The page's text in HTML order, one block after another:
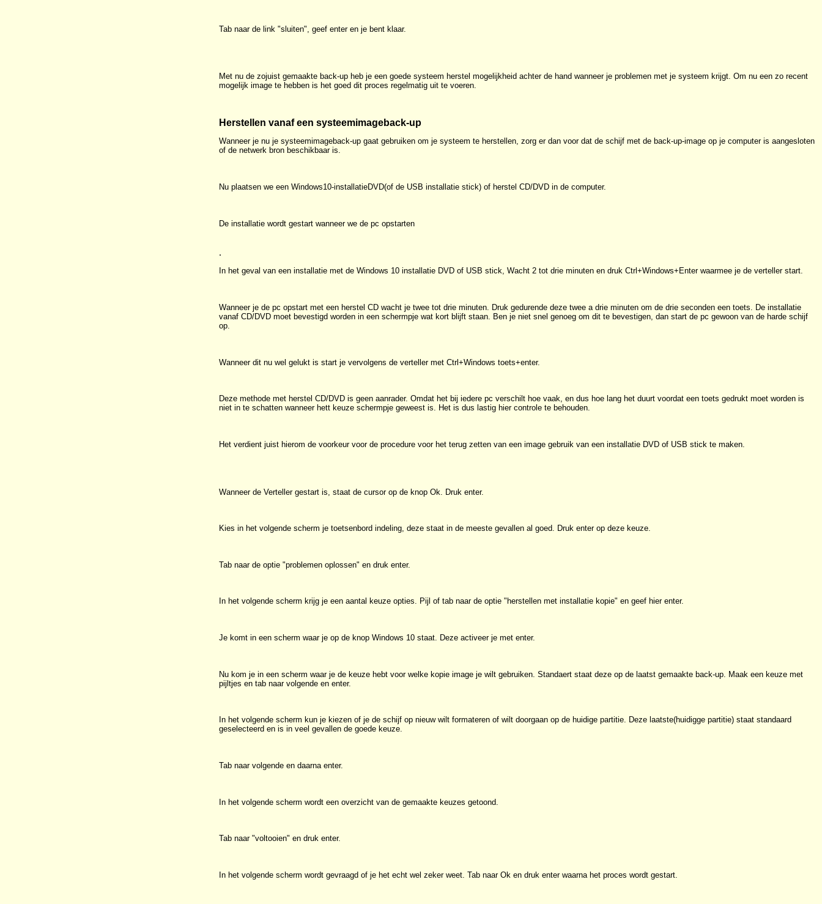
Tab naar de link "sluiten", geef enter en je bent klaar.
Met nu de zojuist gemaakte back-up heb je een goede systeem herstel mogelijkheid achter de hand wanneer je problemen met je systeem krijgt. Om nu een zo recent
mogelijk image te hebben is het goed dit proces regelmatig uit te voeren.
Herstellen vanaf een systeemimageback-up
Wanneer je nu je systeemimageback-up gaat gebruiken om je systeem te herstellen, zorg er dan voor dat de schijf met de back-up-image op je computer is aangesloten
of de netwerk bron beschikbaar is.
Nu plaatsen we een Windows10-installatieDVD(of de USB installatie stick) of herstel CD/DVD in de computer.
De installatie wordt gestart wanneer we de pc opstarten
.
In het geval van een installatie met de Windows 10 installatie DVD of USB stick, Wacht 2 tot drie minuten en druk Ctrl+Windows+Enter waarmee je de verteller start.
Wanneer je de pc opstart met een herstel CD wacht je twee tot drie minuten. Druk gedurende deze twee a drie minuten om de drie seconden een toets. De installatie
vanaf CD/DVD moet bevestigd worden in een schermpje wat kort blijft staan. Ben je niet snel genoeg om dit te bevestigen, dan start de pc gewoon van de harde schijf
op.
Wanneer dit nu wel gelukt is start je vervolgens de verteller met Ctrl+Windows toets+enter.
Deze methode met herstel CD/DVD is geen aanrader. Omdat het bij iedere pc verschilt hoe vaak, en dus hoe lang het duurt voordat een toets gedrukt moet worden is
niet in te schatten wanneer hett keuze schermpje geweest is. Het is dus lastig hier controle te behouden.
Het verdient juist hierom de voorkeur voor de procedure voor het terug zetten van een image gebruik van een installatie DVD of USB stick te maken.
Wanneer de Verteller gestart is, staat de cursor op de knop Ok. Druk enter.
Kies in het volgende scherm je toetsenbord indeling, deze staat in de meeste gevallen al goed. Druk enter op deze keuze.
Tab naar de optie "problemen oplossen" en druk enter.
In het volgende scherm krijg je een aantal keuze opties. Pijl of tab naar de optie "herstellen met installatie kopie" en geef hier enter.
Je komt in een scherm waar je op de knop Windows 10 staat. Deze activeer je met enter.
Nu kom je in een scherm waar je de keuze hebt voor welke kopie image je wilt gebruiken. Standaert staat deze op de laatst gemaakte back-up. Maak een keuze met
pijltjes en tab naar volgende en enter.
In het volgende scherm kun je kiezen of je de schijf op nieuw wilt formateren of wilt doorgaan op de huidige partitie. Deze laatste(huidigge partitie) staat standaard
geselecteerd en is in veel gevallen de goede keuze.
Tab naar volgende en daarna enter.
In het volgende scherm wordt een overzicht van de gemaakte keuzes getoond.
Tab naar "voltooien" en druk enter.
In het volgende scherm wordt gevraagd of je het echt wel zeker weet. Tab naar Ok en druk enter waarna het proces wordt gestart.